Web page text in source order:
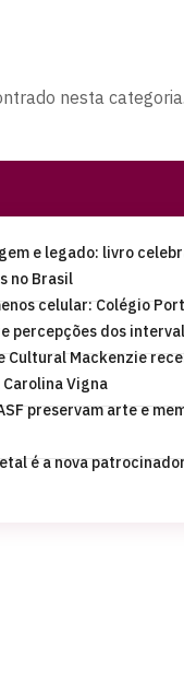
nesta categoria.
e legado: livro
no Brasil
celular: Colégio
percepções dos
Cultural Mackenzie
Vigna
preservam arte e
é a nova